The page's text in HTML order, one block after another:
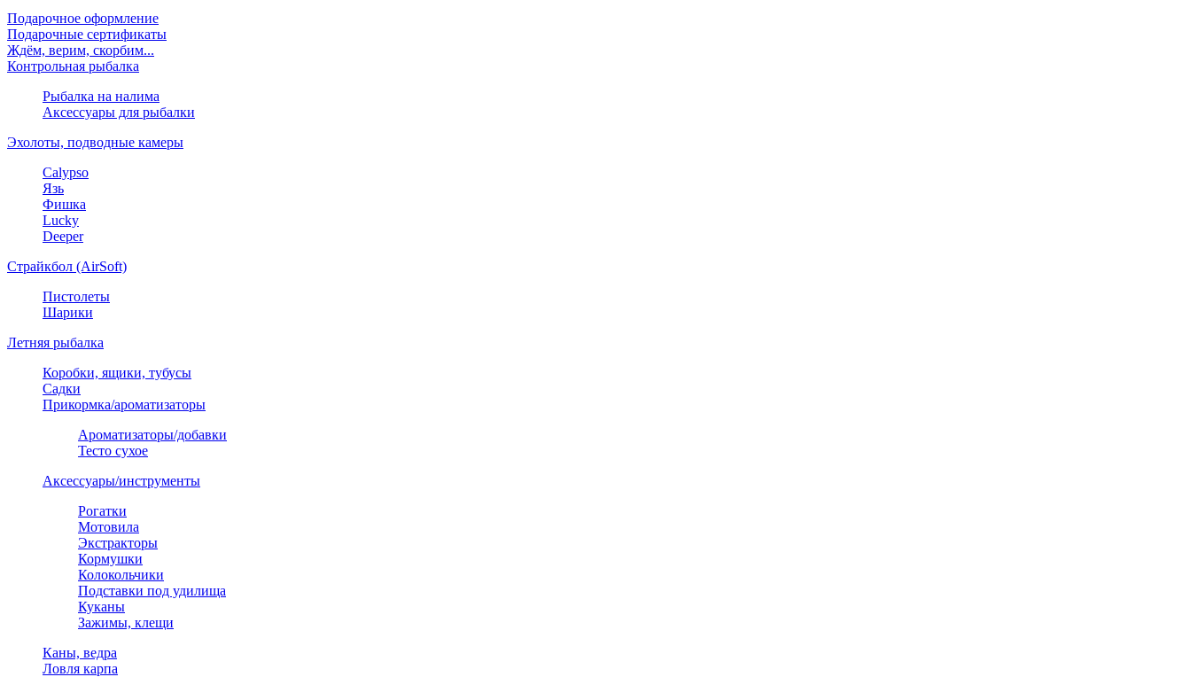
Подарочное оформление
Подарочные сертификаты
Ждём, верим, скорбим...
Контрольная рыбалка
Рыбалка на налима
Аксессуары для рыбалки
Эхолоты, подводные камеры
Calypso
Язь
Фишка
Lucky
Deeper
Страйкбол (AirSoft)
Пистолеты
Шарики
Летняя рыбалка
Коробки, ящики, тубусы
Садки
Прикормка/ароматизаторы
Ароматизаторы/добавки
Тесто сухое
Аксессуары/инструменты
Рогатки
Мотовила
Экстракторы
Кормушки
Колокольчики
Подставки под удилища
Куканы
Зажимы, клещи
Каны, ведра
Ловля карпа